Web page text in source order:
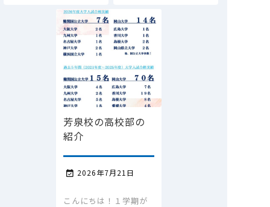
芳泉校の高校部の
紹介
 2026年7月21日
こんにちは！１学期が